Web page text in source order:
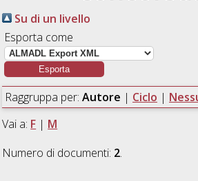
Su di un livello
Esporta come
Raggruppa per: Autore | Ciclo |
Vai a: F | M
Numero di documenti: 2.